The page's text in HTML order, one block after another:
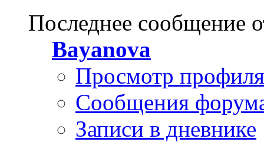
Последнее сообщение
Bayanova
Просмотр профиля
Сообщения
Записи в дневнике